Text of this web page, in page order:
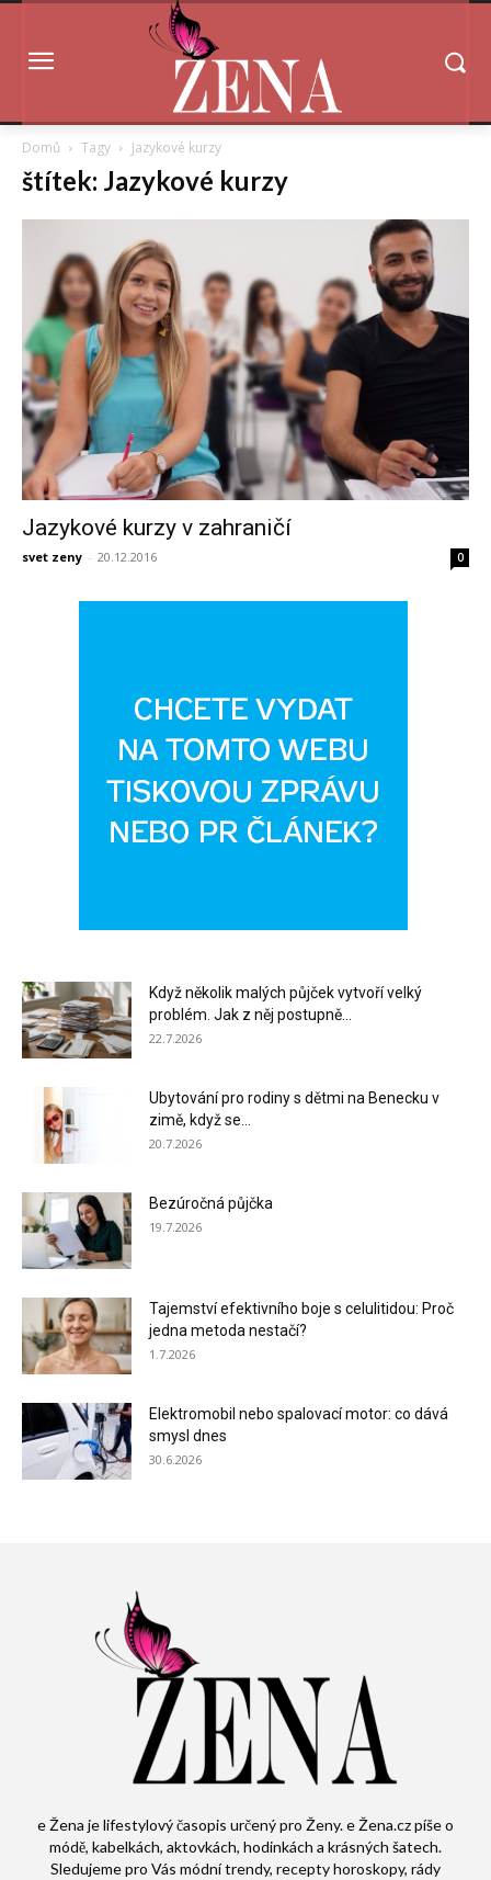
Domů Tagy Jazykové kurzy
štítek: Jazykové kurzy
Jazykové kurzy v zahraničí
svet zeny - 20.12.2016 0
Když několik malých půjček vytvoří velký
problém. Jak z něj postupně...
22.7.2026
Ubytování pro rodiny s dětmi na Benecku v
zimě, když se...
20.7.2026
Bezúročná půjčka
19.7.2026
Tajemství efektivního boje s celulitidou: Proč
jedna metoda nestačí?
1.7.2026
Elektromobil nebo spalovací motor: co dává
smysl dnes
30.6.2026
e Žena je lifestylový časopis určený pro Ženy. e Žena.cz píše o
módě, kabelkách, aktovkách, hodinkách a krásných šatech.
Sledujeme pro Vás módní trendy, recepty horoskopy, rády